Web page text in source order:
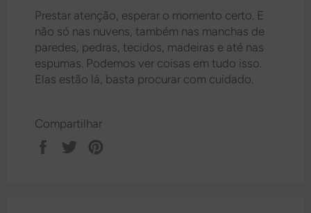
Prestar atenção, esperar o momento certo. E
não só nas nuvens, também nas manchas de
paredes, pedras, tecidos, madeiras e até nas
espumas. Podemos ver coisas em tudo isso.
Elas estão lá, basta procurar com cuidado.
Compartilhar
Compartilhar
Tweetar